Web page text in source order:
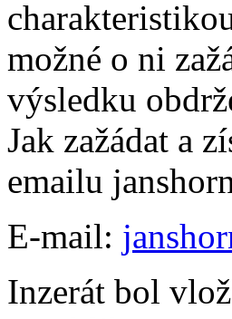
možné o ni
výsledku
Jak zažádat a
emailu
E-mail:
Inzerát bol